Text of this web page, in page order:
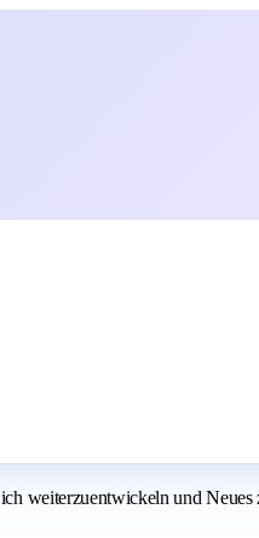
weiterzuentwickeln und